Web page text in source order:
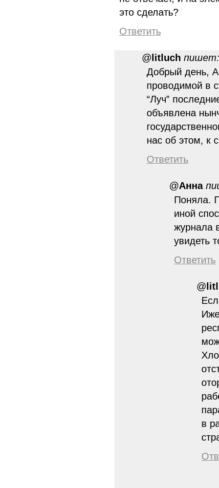
это сделать?
Ответить
@ litluch пишет:
Добрый день,
проводимой в
“Луч”
объявлена
нас об этом, к
Ответить
@Анна
Поняла.
иной
журнала
увидеть
Ответить
@
в